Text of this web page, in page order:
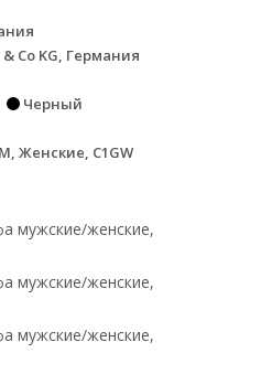
Co KG, Германия
Черный
Женские, C1GW
мужские/женские,
мужские/женские,
мужские/женские,